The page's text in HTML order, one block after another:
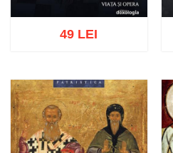
Adaugă în coș Wishlist
49 LEI